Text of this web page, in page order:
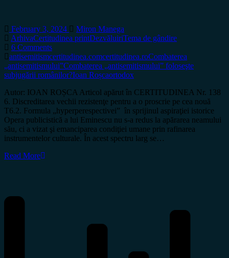
February 3, 2024
Miron Manega
ArhivaCertitudinea printDezvăluiriTema de gândire
6 Comments
antisemitismcertitudinea.comcertitudinea.roCombaterea
„antisemitismului”Combaterea „antisemitismului” foloseşte
subjugării românilor?Ioan Roșcaortodox
Autor: IOAN ROȘCA Articol apărut în CERTITUDINEA Nr. 138
6. Discreditarea vechii rezistenţe pentru a o proscrie pe cea nouă
T6.2. Formula „hyperperespectivei” în sprijinul aspiraţiei istorice
Opera publicistică a lui Eminescu nu s-a redus la apărarea neamului
său, ci a vizat şi emanciparea condiţiei umane prin rafinarea
instrumentelor culturale. În acest spectru larg se…
Read More